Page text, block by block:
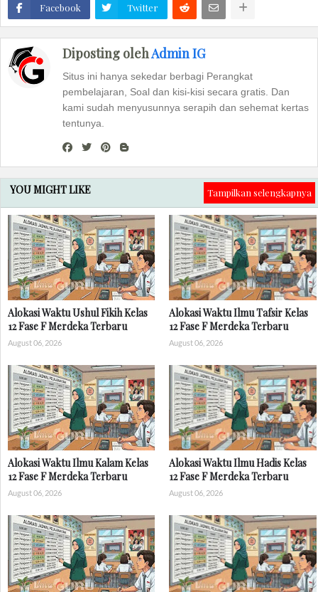
Facebook Twitter
Diposting olehAdmin IG
Situs ini hanya sekedar berbagi Perangkat
pembelajaran, Soal dan kisi-kisi secara gratis. Dan
kami sudah menyusunnya serapih dan sehemat kertas
tentunya.
YOU MIGHT LIKE Tampilkan selengkapnya
Alokasi Waktu Ushul Fikih Kelas
12 Fase F Merdeka Terbaru
August 06, 2026
Alokasi Waktu Ilmu Tafsir Kelas
12 Fase F Merdeka Terbaru
August 06, 2026
Alokasi Waktu Ilmu Kalam Kelas
12 Fase F Merdeka Terbaru
August 06, 2026
Alokasi Waktu Ilmu Hadis Kelas
12 Fase F Merdeka Terbaru
August 06, 2026